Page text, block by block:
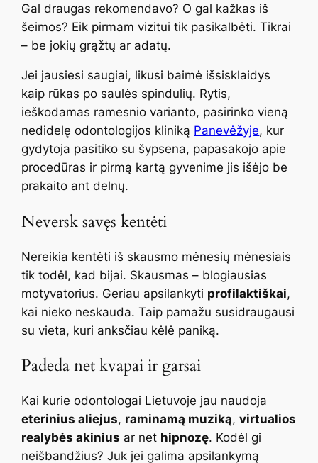
Gal draugas rekomendavo? O gal kažkas iš
šeimos? Eik pirmam vizitui tik pasikalbėti. Tikrai
– be jokių grąžtų ar adatų.
Jei jausiesi saugiai, likusi baimė išsisklaidys
kaip rūkas po saulės spindulių. Rytis,
ieškodamas ramesnio varianto, pasirinko vieną
nedidelę odontologijos kliniką Panevėžyje, kur
gydytoja pasitiko su šypsena, papasakojo apie
procedūras ir pirmą kartą gyvenime jis išėjo be
prakaito ant delnų.
Neversk savęs kentėti
Nereikia kentėti iš skausmo mėnesių mėnesiais
tik todėl, kad bijai. Skausmas – blogiausias
motyvatorius. Geriau apsilankyti profilaktiškai,
kai nieko neskauda. Taip pamažu susidraugausi
su vieta, kuri anksčiau kėlė paniką.
Padeda net kvapai ir garsai
Kai kurie odontologai Lietuvoje jau naudoja
eterinius aliejus, raminamą muziką,virtualios
realybės akinius ar net hipnozę. Kodėl gi
neišbandžius? Juk jei galima apsilankymą